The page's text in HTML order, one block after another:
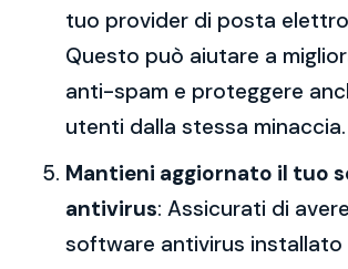
tuo provider di posta
Questo può aiutare a
anti-spam e proteggere
utenti dalla stessa minaccia.
Mantieni aggiornato il tuo
antivirus: Assicurati di
software antivirus installato